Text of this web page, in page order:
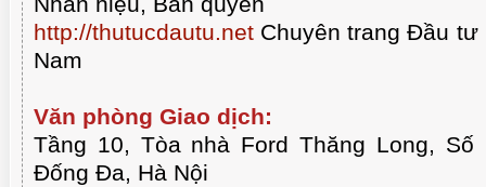
http://thutucdautu.net Chuyên trang Đầu
Nam
Văn phòng Giao dịch:
Tầng 10, Tòa nhà Ford Thăng Long, Số
Đống Đa, Hà Nội